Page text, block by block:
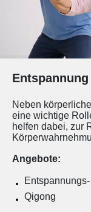
Entspannung
Neben
eine wichtige
helfen dabei, zur
Angebote:
Qigong